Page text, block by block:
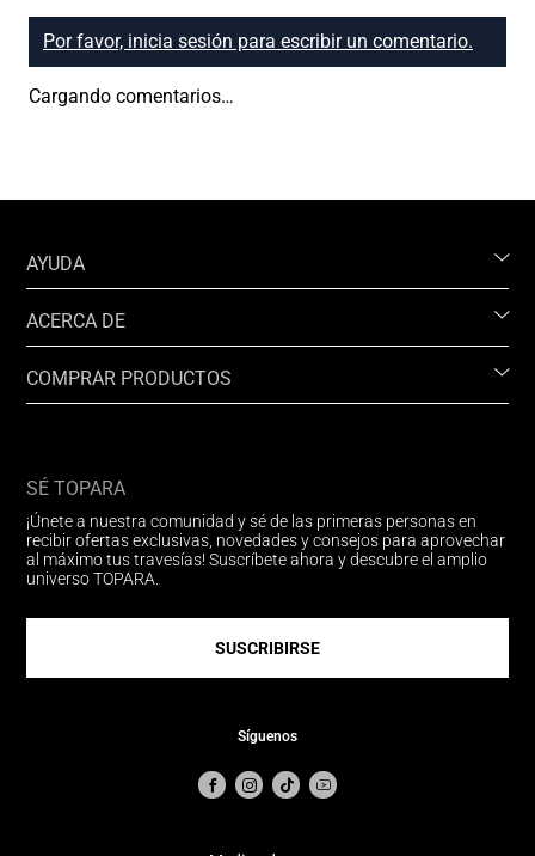
Por favor, inicia sesión para escribir un comentario.
Cargando comentarios…
AYUDA
ACERCA DE
COMPRAR PRODUCTOS
SÉ TOPARA
¡Únete a nuestra comunidad y sé de las primeras personas en
recibir ofertas exclusivas, novedades y consejos para aprovechar
al máximo tus travesías! Suscríbete ahora y descubre el amplio
universo TOPARA.
SUSCRIBIRSE
Síguenos